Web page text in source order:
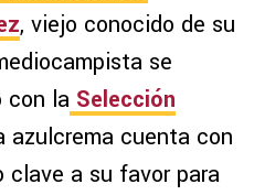
, viejo conocido de su
se
con la Selección
azulcrema cuenta con
a su favor para